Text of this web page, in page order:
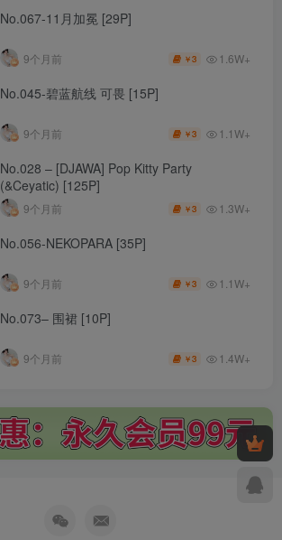
No.067-11月加冕 [29P]
9个月前 ￥3 1.6W+
No.045-碧蓝航线 可畏 [15P]
9个月前 ￥3 1.1W+
No.028 – [DJAWA] Pop Kitty Party
(&Ceyatic) [125P]
9个月前 ￥3 1.3W+
No.056-NEKOPARA [35P]
9个月前 ￥3 1.1W+
No.073– 围裙 [10P]
9个月前 ￥3 1.4W+